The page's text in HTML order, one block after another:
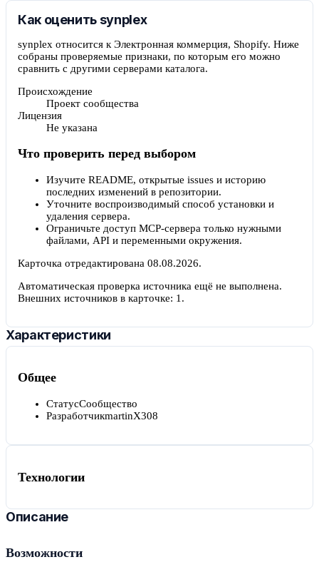
Как оценить synplex
synplex относится к Электронная коммерция, Shopify. Ниже
собраны проверяемые признаки, по которым его можно
сравнить с другими серверами каталога.
Происхождение
Проект сообщества
Лицензия
Не указана
Что проверить перед выбором
Изучите README, открытые issues и историю
последних изменений в репозитории.
Уточните воспроизводимый способ установки и
удаления сервера.
Ограничьте доступ MCP-сервера только нужными
файлами, API и переменными окружения.
Карточка отредактирована 08.08.2026.
Автоматическая проверка источника ещё не выполнена.
Внешних источников в карточке: 1 .
Характеристики
Общее
СтатусСообщество
РазработчикmartinX308
Технологии
Описание
Возможности